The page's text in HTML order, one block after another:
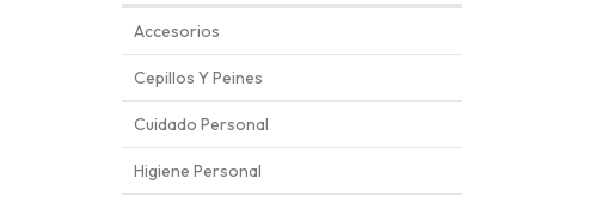
Accesorios
Cepillos Y Peines
Cuidado Personal
Higiene Personal